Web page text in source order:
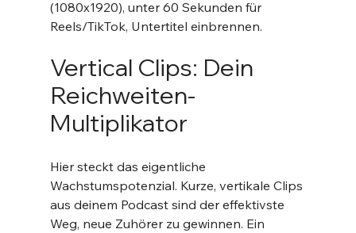
(1080x1920), unter 60 Sekunden für
Reels/TikTok, Untertitel einbrennen.
Vertical Clips: Dein
Reichweiten-
Multiplikator
Hier steckt das eigentliche
Wachstumspotenzial. Kurze, vertikale Clips
aus deinem Podcast sind der effektivste
Weg, neue Zuhörer zu gewinnen. Ein